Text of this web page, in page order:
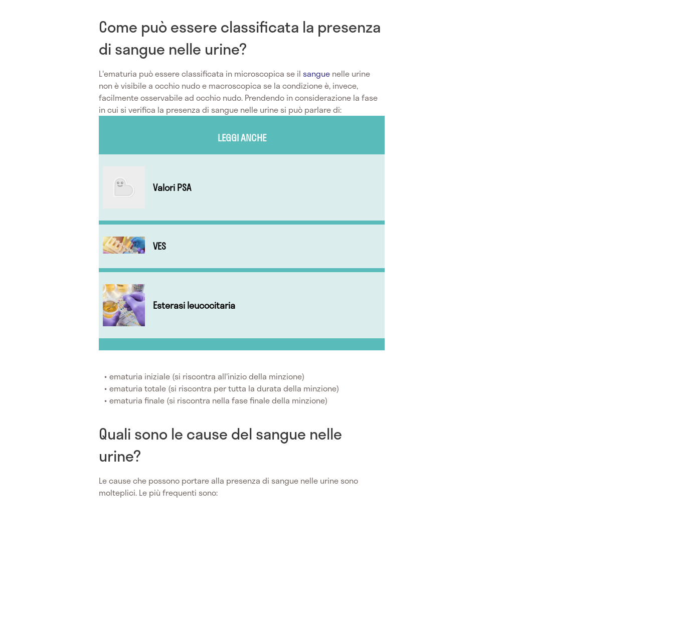
Come può essere classificata la presenza
di sangue nelle urine?
L'ematuria può essere classificata in microscopica se il sangue nelle urine
non è visibile a occhio nudo e macroscopica se la condizione è, invece,
facilmente osservabile ad occhio nudo. Prendendo in considerazione la fase
in cui si verifica la presenza di sangue nelle urine si può parlare di:
LEGGI ANCHE
Valori PSA
VES
Esterasi leucocitaria
ematuria iniziale (si riscontra all'inizio della minzione)
ematuria totale (si riscontra per tutta la durata della minzione)
ematuria finale (si riscontra nella fase finale della minzione)
Quali sono le cause del sangue nelle
urine?
Le cause che possono portare alla presenza di sangue nelle urine sono
molteplici. Le più frequenti sono: